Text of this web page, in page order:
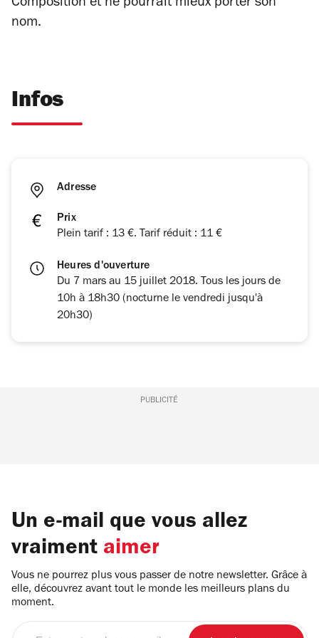
Composition et ne pourrait mieux porter son
nom.
Infos
Adresse
Prix
Plein tarif : 13 €. Tarif réduit : 11 €
Heures d'ouverture
Du 7 mars au 15 juillet 2018. Tous les jours de
10h à 18h30 (nocturne le vendredi jusqu'à
20h30)
PUBLICITÉ
Un e-mail que vous allez
vraiment aimer
Vous ne pourrez plus vous passer de notre newsletter. Grâce à
elle, découvrez avant tout le monde les meilleurs plans du
moment.